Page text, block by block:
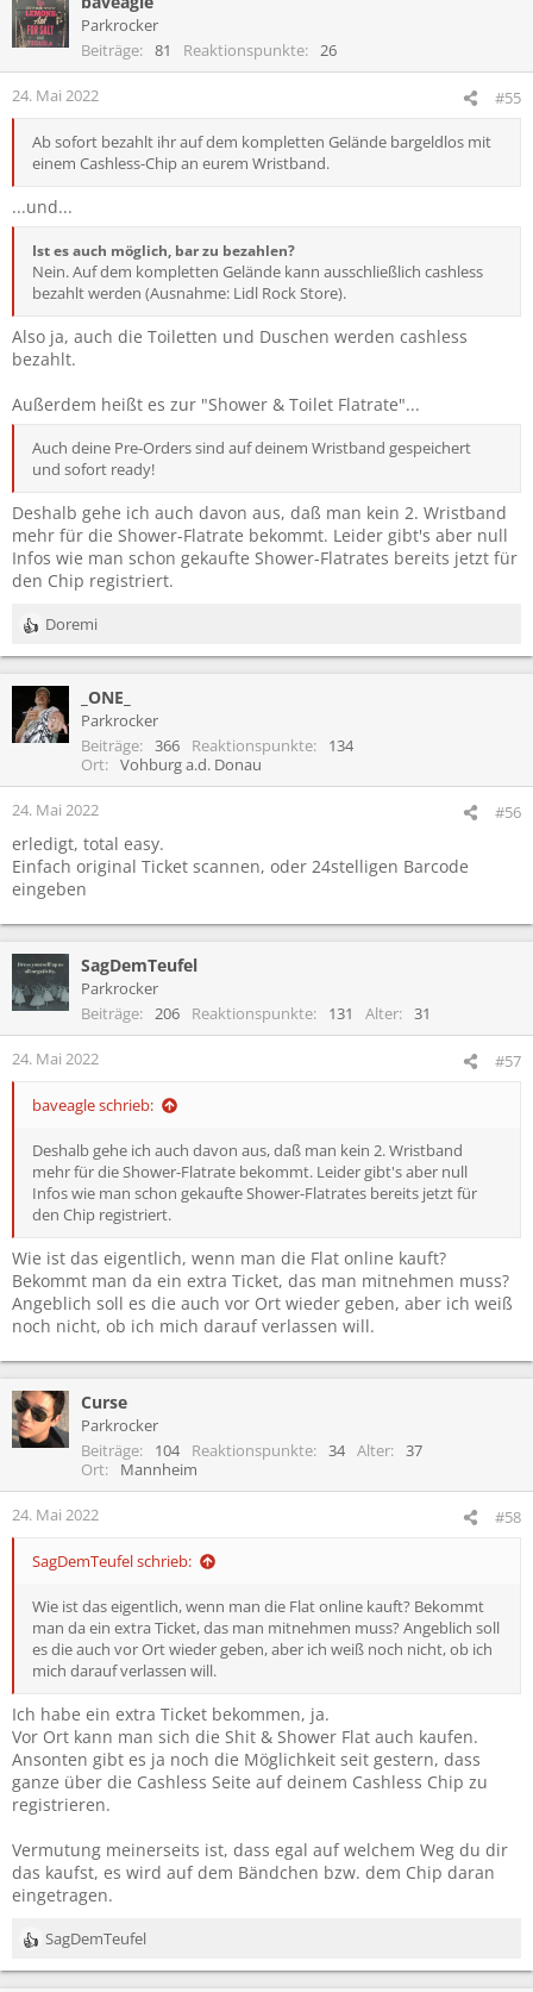
Parkrocker
Beiträge
81 Reaktionspunkte 26
24. Mai 2022 #55
Ab sofort bezahlt ihr auf dem kompletten Gelände bargeldlos mit
einem Cashless-Chip an eurem Wristband.
...und...
Ist es auch möglich, bar zu bezahlen?
Nein. Auf dem kompletten Gelände kann ausschließlich cashless
bezahlt werden (Ausnahme: Lidl Rock Store).
Also ja, auch die Toiletten und Duschen werden cashless
bezahlt.
Außerdem heißt es zur "Shower & Toilet Flatrate"...
Auch deine Pre-Orders sind auf deinem Wristband gespeichert
und sofort ready!
Deshalb gehe ich auch davon aus, daß man kein 2. Wristband
mehr für die Shower-Flatrate bekommt. Leider gibt's aber null
Infos wie man schon gekaufte Shower-Flatrates bereits jetzt für
den Chip registriert.
R
e
t
i
n
e
:
Doremi
_ONE_
Parkrocker
Beiträge
366 Reaktionspunkte
134
Ort
Vohburg a.d. Donau
24. Mai 2022 #56
erledigt, total easy.
Einfach original Ticket scannen, oder 24stelligen Barcode
eingeben
SagDemTeufel
Parkrocker
Beiträge
206 Reaktionspunkte 131 Alter 31
24. Mai 2022 #57
baveagle schrieb:
Deshalb gehe ich auch davon aus, daß man kein 2. Wristband
mehr für die Shower-Flatrate bekommt. Leider gibt's aber null
Infos wie man schon gekaufte Shower-Flatrates bereits jetzt für
den Chip registriert.
Wie ist das eigentlich, wenn man die Flat online kauft?
Bekommt man da ein extra Ticket, das man mitnehmen muss?
Angeblich soll es die auch vor Ort wieder geben, aber ich weiß
noch nicht, ob ich mich darauf verlassen will.
Curse
Parkrocker
Beiträge
104 Reaktionspunkte 34 Alter
37
Ort
Mannheim
24. Mai 2022 #58
SagDemTeufel schrieb:
Wie ist das eigentlich, wenn man die Flat online kauft? Bekommt
man da ein extra Ticket, das man mitnehmen muss? Angeblich soll
es die auch vor Ort wieder geben, aber ich weiß noch nicht, ob ich
mich darauf verlassen will.
Ich habe ein extra Ticket bekommen, ja.
Vor Ort kann man sich die Shit & Shower Flat auch kaufen.
Ansonten gibt es ja noch die Möglichkeit seit gestern, dass
ganze über die Cashless Seite auf deinem Cashless Chip zu
registrieren.
Vermutung meinerseits ist, dass egal auf welchem Weg du dir
das kaufst, es wird auf dem Bändchen bzw. dem Chip daran
eingetragen.
R
e
SagDemTeufel